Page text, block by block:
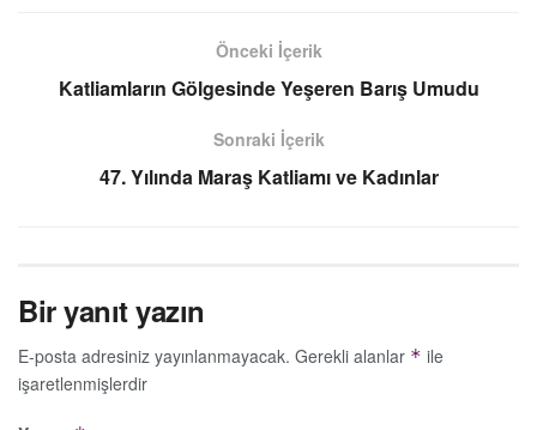
Önceki İçerik
Katliamların Gölgesinde Yeşeren Barış Umudu
Sonraki İçerik
47. Yılında Maraş Katliamı ve Kadınlar
Bir yanıt yazın
E-posta adresiniz yayınlanmayacak. Gerekli alanlar * ile
işaretlenmişlerdir